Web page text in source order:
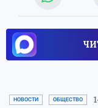
НОВОСТИ ОБЩЕСТВО